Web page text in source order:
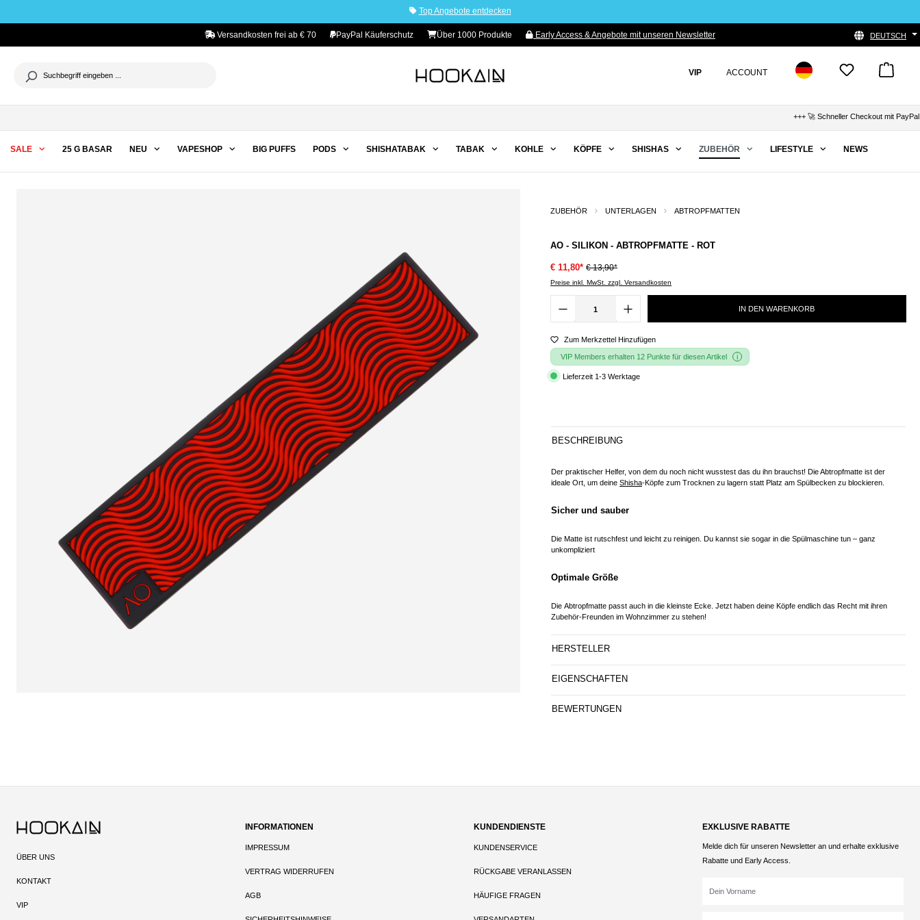
Top Angebote entdecken
Versandkosten frei ab € 70 PayPal Käuferschutz Über 1000 Produkte Early Access & Angebote mit unseren Newsletter DEUTSCH
VIP ACCOUNT
+++ 🚀 Schneller Checkout mit
SALE 25 G BASAR NEU VAPESHOP BIG PUFFS PODS SHISHATABAK TABAK KOHLE KÖPFE SHISHAS ZUBEHÖR LIFESTYLE NEWS
ZUBEHÖR UNTERLAGEN ABTROPFMATTEN
AO - SILIKON - ABTROPFMATTE - ROT
€ 11,80* € 13,90*
Preise inkl. MwSt. zzgl. Versandkosten
IN DEN WARENKORB
Zum Merkzettel Hinzufügen
VIP Members erhalten 12 Punkte für diesen Artikel
Lieferzeit 1-3 Werktage
BESCHREIBUNG
Der praktischer Helfer, von dem du noch nicht wusstest das du ihn brauchst! Die Abtropfmatte ist der
ideale Ort, um deine Shisha-Köpfe zum Trocknen zu lagern statt Platz am Spülbecken zu blockieren.
Sicher und sauber
Die Matte ist rutschfest und leicht zu reinigen. Du kannst sie sogar in die Spülmaschine tun – ganz
unkompliziert
Optimale Größe
Die Abtropfmatte passt auch in die kleinste Ecke. Jetzt haben deine Köpfe endlich das Recht mit ihren
Zubehör-Freunden im Wohnzimmer zu stehen!
HERSTELLER
EIGENSCHAFTEN
BEWERTUNGEN
ÜBER UNS
KONTAKT
VIP
INFORMATIONEN
IMPRESSUM
VERTRAG WIDERRUFEN
AGB
KUNDENDIENSTE
KUNDENSERVICE
RÜCKGABE VERANLASSEN
HÄUFIGE FRAGEN
EXKLUSIVE RABATTE
Melde dich für unseren Newsletter an und erhalte exklusive
Rabatte und Early Access.